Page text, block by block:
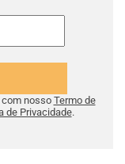
nosso Termo de
de Privacidade.